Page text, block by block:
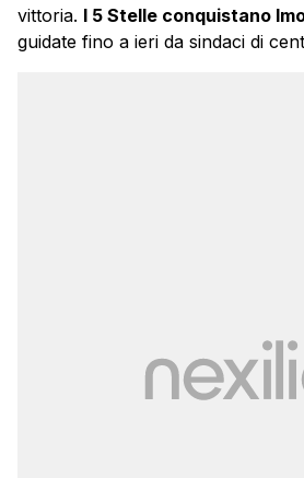
vittoria. I 5 Stelle conquistano
guidate fino a ieri da sindaci di